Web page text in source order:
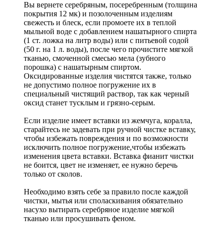
Вы вернете серебряным, посеребренным (толщина
покрытия 12 мк) и позолоченным изделиям
свежесть и блеск, если промоете их в теплой
мыльной воде с добавлением нашатырного спирта
(1 ст. ложка на литр воды) или с питьевой содой
(50 г. на 1 л. воды), после чего прочистите мягкой
тканью, смоченной смесью мела (зубного
порошка) с нашатырным спиртом.
Оксидированные изделия чистятся также, только
не допустимо полное погружение их в
специальный чистящий раствор, так как черный
оксид станет тусклым и грязно-серым.
Если изделие имеет вставки из жемчуга, коралла,
старайтесь не задевать при ручной чистке вставку,
чтобы избежать повреждения и по возможности
исключить полное погружение,чтобы избежать
изменения цвета вставки. Вставка фианит чистки
не боится, цвет не изменяет, ее нужно беречь
только от сколов.
Необходимо взять себе за правило после каждой
чистки, мытья или споласкивания обязательно
насухо вытирать серебряное изделие мягкой
тканью или просушивать феном.